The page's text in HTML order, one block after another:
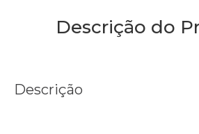
Descrição do
Descrição